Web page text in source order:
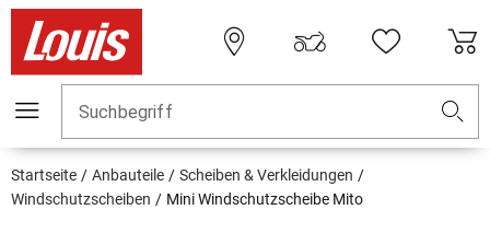
Suchbegriff
Startseite Anbauteile
Scheiben & Verkleidungen
Windschutzscheiben
Mini Windschutzscheibe Mito